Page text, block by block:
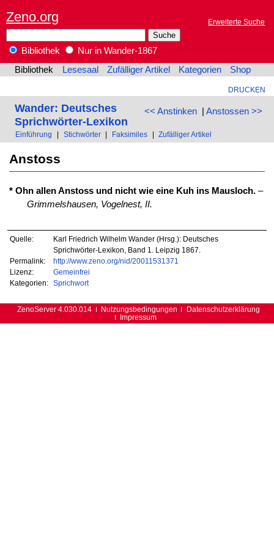
Zeno.org Erweiterte Suche
Bibliothek
Nur in Wander-1867
Bibliothek
Lesesaal Zufälliger Artikel Kategorien Shop
DRUCKEN
<< Anstinken| Anstossen >>
Wander: Deutsches
Sprichwörter-Lexikon
Einführung Stichwörter Faksimiles Zufälliger Artikel
Anstoss
* Ohn allen Anstoss und nicht wie eine Kuh ins Mausloch.–
Grimmelshausen, Vogelnest, II.
Quelle:
Karl Friedrich Wilhelm Wander (Hrsg.): Deutsches
Sprichwörter-Lexikon, Band 1. Leipzig 1867.
Permalink:
http://www.zeno.org/nid/20011531371
Lizenz:
Gemeinfrei
Kategorien:
Sprichwort
ZenoServer 4.030.014 Nutzungsbedingungen
Datenschutzerklärung
Impressum